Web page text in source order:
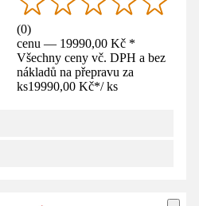
(0)
cenu — 19990,00 Kč *
Všechny ceny vč. DPH a bez
nákladů na přepravu za
ks19990,00 Kč*/ ks